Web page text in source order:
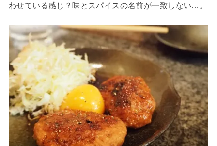
わせている感じ？味とスパイスの名前が一致しない…。